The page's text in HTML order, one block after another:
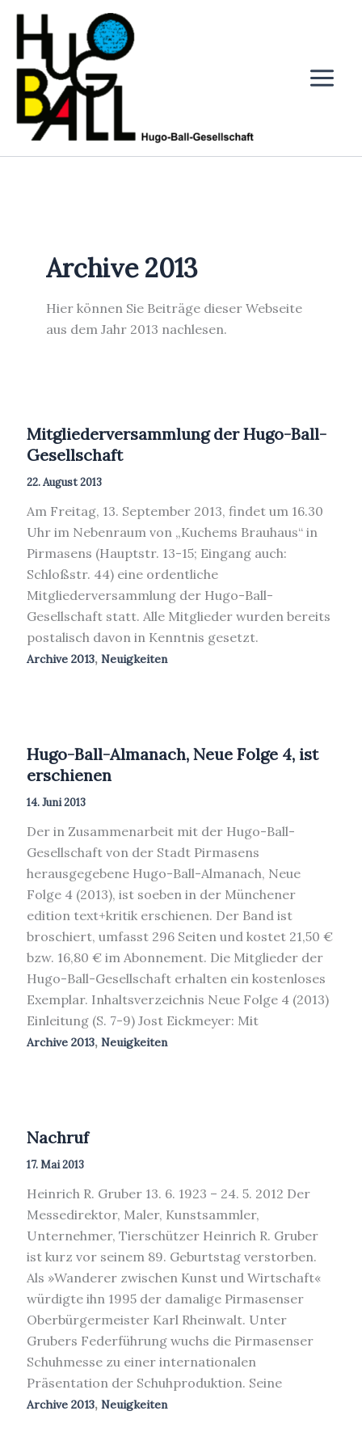
Zum
Inhalt
Archive 2013
Hier können Sie Beiträge dieser Webseite
aus dem Jahr 2013 nachlesen.
Mitgliederversammlung der Hugo-Ball-
Gesellschaft
22. August 2013
Am Freitag, 13. September 2013, findet um 16.30
Uhr im Nebenraum von „Kuchems Brauhaus“ in
Pirmasens (Hauptstr. 13-15; Eingang auch:
Schloßstr. 44) eine ordentliche
Mitgliederversammlung der Hugo-Ball-
Gesellschaft statt. Alle Mitglieder wurden bereits
postalisch davon in Kenntnis gesetzt.
Archive 2013, Neuigkeiten
Hugo-Ball-Almanach, Neue Folge 4, ist
erschienen
14. Juni 2013
Der in Zusammenarbeit mit der Hugo-Ball-
Gesellschaft von der Stadt Pirmasens
herausgegebene Hugo-Ball-Almanach, Neue
Folge 4 (2013), ist soeben in der Münchener
edition text+kritik erschienen. Der Band ist
broschiert, umfasst 296 Seiten und kostet 21,50 €
bzw. 16,80 € im Abonnement. Die Mitglieder der
Hugo-Ball-Gesellschaft erhalten ein kostenloses
Exemplar. Inhaltsverzeichnis Neue Folge 4 (2013)
Einleitung (S. 7-9) Jost Eickmeyer: Mit
Archive 2013, Neuigkeiten
Nachruf
17. Mai 2013
Heinrich R. Gruber 13. 6. 1923 – 24. 5. 2012 Der
Messedirektor, Maler, Kunstsammler,
Unternehmer, Tierschützer Heinrich R. Gruber
ist kurz vor seinem 89. Geburtstag verstorben.
Als »Wanderer zwischen Kunst und Wirtschaft«
würdigte ihn 1995 der damalige Pirmasenser
Oberbürgermeister Karl Rheinwalt. Unter
Grubers Federführung wuchs die Pirmasenser
Schuhmesse zu einer internationalen
Präsentation der Schuhproduktion. Seine
Archive 2013, Neuigkeiten